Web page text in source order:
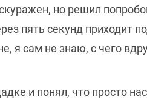
но решил
пять секунд приходит
я сам не знаю, с чего
и понял, что просто